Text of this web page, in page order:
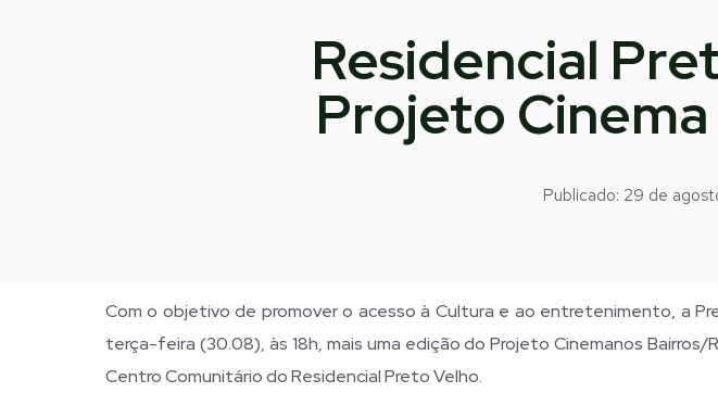
Residencial
Projeto
Publicado: 29 de
Com o objetivo de promover o acesso à Cultura e ao entretenimento, a
terça-feira (30.08), às 18h, mais uma edição do Projeto Cinemanos Bairros/
Centro Comunitário do Residencial Preto Velho.